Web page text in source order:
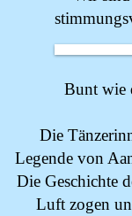
Bunt wie
Die
Legende von
Die Geschichte
Luft zogen